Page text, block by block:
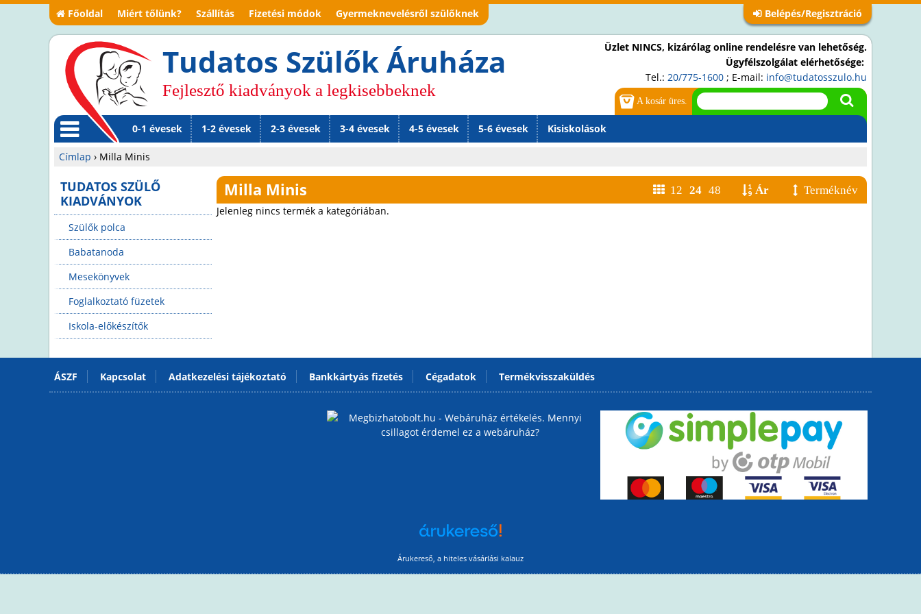
Jump to navigation
Főoldal Miért tőlünk? Szállítás Fizetési módok Gyermeknevelésről szülőknek Belépés/Regisztráció
Tudatos Szülők Áruháza
Fejlesztő kiadványok a legkisebbeknek
Üzlet NINCS, kizárólag online rendelésre van lehetőség.
Ügyfélszolgálat elérhetősége:
Tel.: 20/775-1600 ; E-mail: info@tudatosszulo.hu
Jelenlegi
hely
Címlap › Milla Minis
Milla Minis 12 24 48 Ár
Terméknév
Jelenleg nincs termék a kategóriában.
A kosár üres.
M
en
ü
0-1 évesek 1-2 évesek 2-3 évesek 3-4 évesek 4-5 évesek 5-6 évesek Kisiskolások
TUDATOS SZÜLŐ
KIADVÁNYOK
Szülők polca
Babatanoda
Mesekönyvek
Foglalkoztató füzetek
Iskola-előkészítők
ÁSZF Kapcsolat Adatkezelési tájékoztató Bankkártyás fizetés Cégadatok Termékvisszaküldés
Árukereső, a hiteles vásárlási kalauz